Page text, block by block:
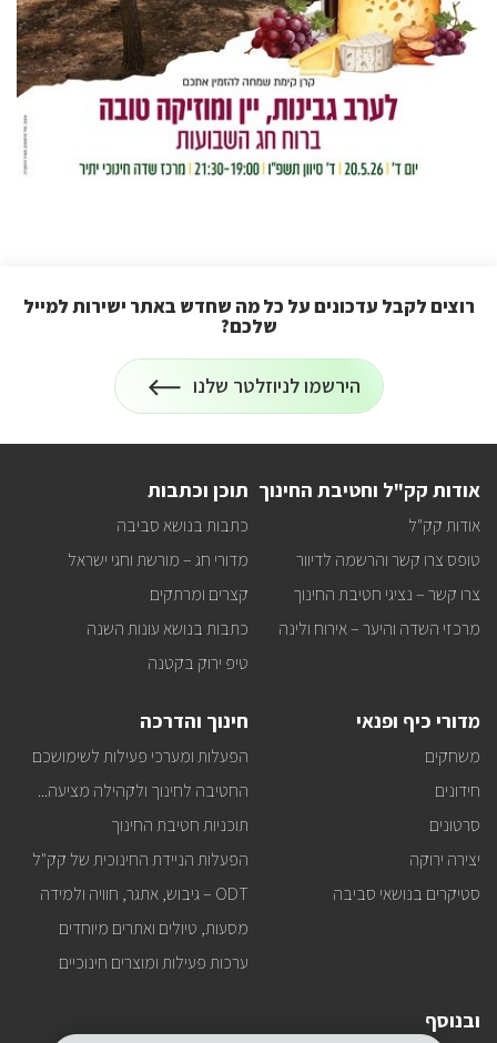
הרשמה
לניוזלטר
רוצים לקבל עדכונים על כל מה שחדש באתר ישירות למייל
שלכם?
הירשמו לניוזלטר שלנו
על
רוצים
כל
באתר
ישירות
למייל
אודות קק"ל וחטיבת החינוך
אודות קק"ל
טופס צרו קשר והרשמה לדיוור
צרו קשר – נציגי חטיבת החינוך
מרכזי השדה והיער – אירוח ולינה
תוכן וכתבות
כתבות בנושא סביבה
מדורי חג – מורשת וחגי ישראל
קצרים ומרתקים
כתבות בנושא עונות השנה
טיפ ירוק בקטנה
מדורי כיף ופנאי
משחקים
חידונים
סרטונים
יצירה ירוקה
סטיקרים בנושאי סביבה
חינוך והדרכה
הפעלות ומערכי פעילות לשימושכם
החטיבה לחינוך ולקהילה מציעה...
תוכניות חטיבת החינוך
הפעלות הניידת החינוכית של קק"ל
ODT – גיבוש, אתגר, חוויה ולמידה
מסעות, טיולים ואתרים מיוחדים
ערכות פעילות ומוצרים חינוכיים
ובנוסף